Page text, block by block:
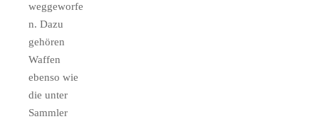
weggeworfe
n. Dazu
gehören
Waffen
ebenso wie
die unter
Sammler